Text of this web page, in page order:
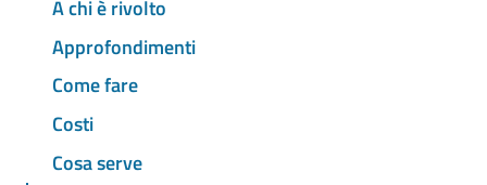
A chi è rivolto
Approfondimenti
Come fare
Costi
Cosa serve